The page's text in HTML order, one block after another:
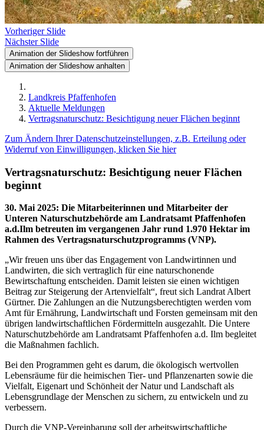
Vorheriger Slide
Nächster Slide
Animation der Slideshow fortführen
Animation der Slideshow anhalten
Landkreis Pfaffenhofen
Aktuelle Meldungen
Vertragsnaturschutz: Besichtigung neuer Flächen beginnt
Zum Ändern Ihrer Datenschutzeinstellungen, z.B. Erteilung oder
Widerruf von Einwilligungen, klicken Sie hier
Vertragsnaturschutz: Besichtigung neuer Flächen
beginnt
30. Mai 2025: Die Mitarbeiterinnen und Mitarbeiter der
Unteren Naturschutzbehörde am Landratsamt Pfaffenhofen
a.d.Ilm betreuten im vergangenen Jahr rund 1.970 Hektar im
Rahmen des Vertragsnaturschutzprogramms (VNP).
„Wir freuen uns über das Engagement von Landwirtinnen und
Landwirten, die sich vertraglich für eine naturschonende
Bewirtschaftung entscheiden. Damit leisten sie einen wichtigen
Beitrag zur Steigerung der Artenvielfalt“, freut sich Landrat Albert
Gürtner. Die Zahlungen an die Nutzungsberechtigten werden vom
Amt für Ernährung, Landwirtschaft und Forsten gemeinsam mit den
übrigen landwirtschaftlichen Fördermitteln ausgezahlt. Die Untere
Naturschutzbehörde am Landratsamt Pfaffenhofen a.d. Ilm begleitet
die Maßnahmen fachlich.
Bei den Programmen geht es darum, die ökologisch wertvollen
Lebensräume für die heimischen Tier- und Pflanzenarten sowie die
Vielfalt, Eigenart und Schönheit der Natur und Landschaft als
Lebensgrundlage der Menschen zu sichern, zu entwickeln und zu
verbessern.
Durch die VNP-Vereinbarung soll der arbeitswirtschaftliche